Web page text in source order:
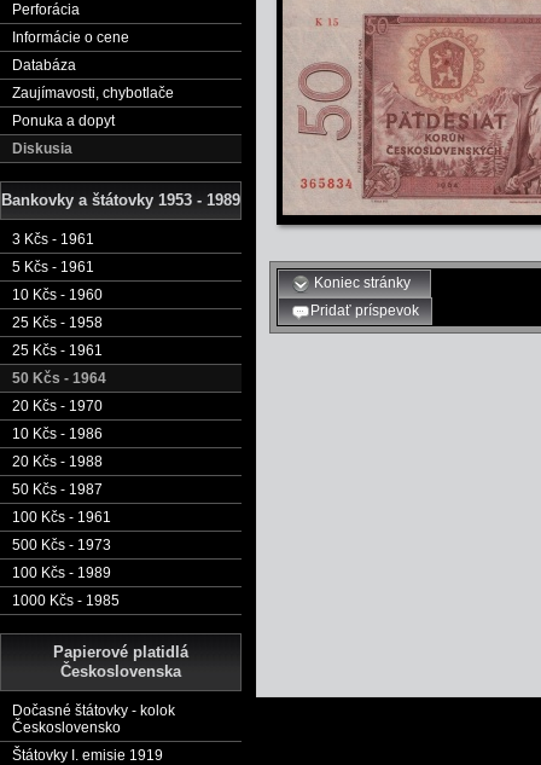
Perforácia
Informácie o cene
Databáza
Zaujímavosti, chybotlače
Ponuka a dopyt
Diskusia
Bankovky a štátovky 1953 - 1989
3 Kčs - 1961
5 Kčs - 1961
10 Kčs - 1960
25 Kčs - 1958
25 Kčs - 1961
50 Kčs - 1964
20 Kčs - 1970
10 Kčs - 1986
20 Kčs - 1988
50 Kčs - 1987
100 Kčs - 1961
500 Kčs - 1973
100 Kčs - 1989
1000 Kčs - 1985
Papierové platidlá
Československa
Dočasné štátovky - kolok
Československo
Štátovky I. emisie 1919
Koniec stránky
Pridať príspevok